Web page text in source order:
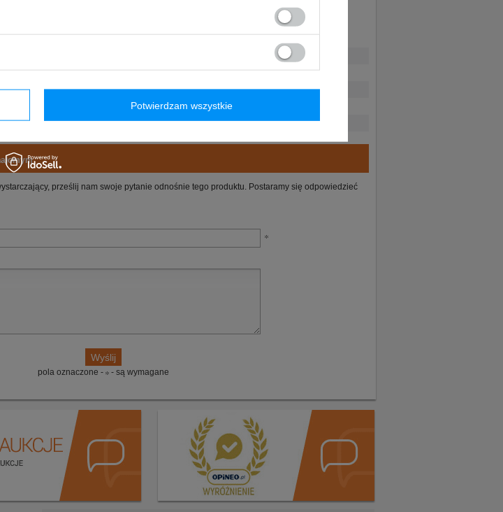
Aston Martin
Poliester
prześlij nam swoje pytanie odnośnie tego produktu. Postaramy się odpowiedzieć
pola oznaczone - - są wymagane
Potwierdzam wszystkie